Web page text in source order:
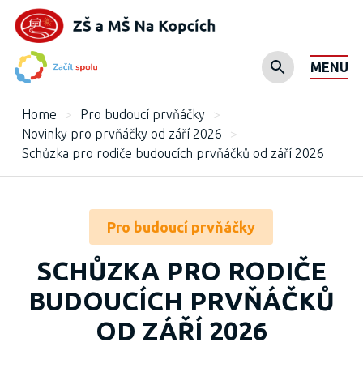
MENU
Home > Pro budoucí prvňáčky
>
Novinky pro prvňáčky od září 2026
>
Schůzka pro rodiče budoucích prvňáčků od září 2026
Pro budoucí prvňáčky
SCHŮZKA PRO RODIČE
BUDOUCÍCH PRVŇÁČKŮ
OD ZÁŘÍ 2026